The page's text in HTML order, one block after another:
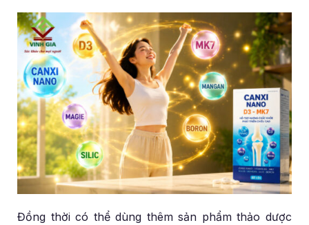
Đồng thời có thể dùng thêm sản phẩm thảo dược